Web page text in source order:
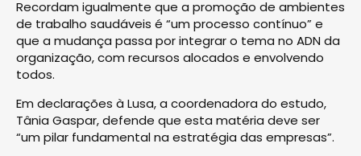
Recordam igualmente que a promoção de ambientes
de trabalho saudáveis é “um processo contínuo” e
que a mudança passa por integrar o tema no ADN da
organização, com recursos alocados e envolvendo
todos.
Em declarações à Lusa, a coordenadora do estudo,
Tânia Gaspar, defende que esta matéria deve ser
“um pilar fundamental na estratégia das empresas”.